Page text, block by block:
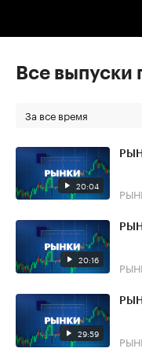
Все
За все время
20:04
20:16
29:59